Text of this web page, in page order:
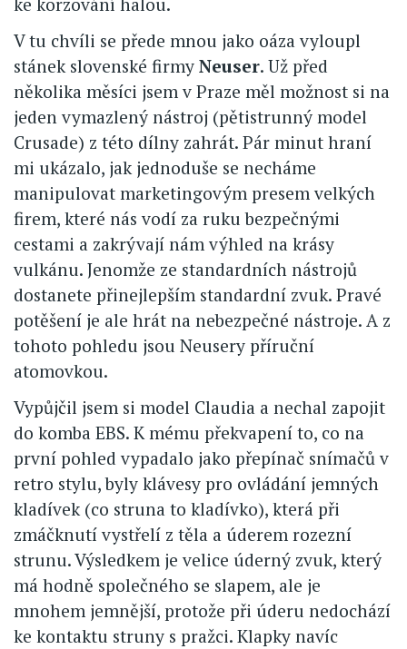
V tu chvíli se přede mnou jako oáza vyloupl
stánek slovenské firmy Neuser. Už před
několika měsíci jsem v Praze měl možnost si na
jeden vymazlený nástroj (pětistrunný model
Crusade) z této dílny zahrát. Pár minut hraní
mi ukázalo, jak jednoduše se necháme
manipulovat marketingovým presem velkých
firem, které nás vodí za ruku bezpečnými
cestami a zakrývají nám výhled na krásy
vulkánu. Jenomže ze standardních nástrojů
dostanete přinejlepším standardní zvuk. Pravé
potěšení je ale hrát na nebezpečné nástroje. A z
tohoto pohledu jsou Neusery příruční
atomovkou.
Vypůjčil jsem si model Claudia a nechal zapojit
do komba EBS. K mému překvapení to, co na
první pohled vypadalo jako přepínač snímačů v
retro stylu, byly klávesy pro ovládání jemných
kladívek (co struna to kladívko), která při
zmáčknutí vystřelí z těla a úderem rozezní
strunu. Výsledkem je velice úderný zvuk, který
má hodně společného se slapem, ale je
mnohem jemnější, protože při úderu nedochází
ke kontaktu struny s pražci. Klapky navíc